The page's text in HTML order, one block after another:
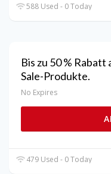
588 Used - 0 Today
Bis zu 50 %
Sale-Produkte.
No Expires
479 Used - 0 Today